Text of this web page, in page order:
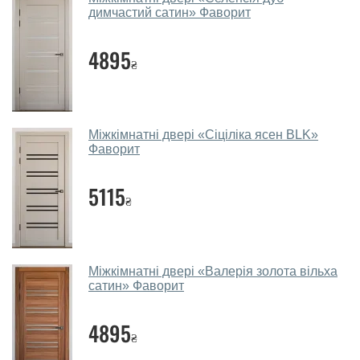
дверей.
міжкімнатні двері фаворит?
Так. Ми консультуємо покупців
месенджери, онлайн-чат або безпосередньо в нашому
салоні-магазині.
Які основні особливості та переваги
Каркас полотна міжкімнатних дверей виготовляється з
євробрусу (власного сушіння), що покривається МДФ
накладками товщиною 20 мм. Завдяки такій товщині
МДФ, вся конструкція виходить дуже міцною та
надійною.
Які міжкімнатні двері фаворит
димчастий сатин» Фаворит
4895₴
Міжкімнатні двері «Сіціліка ясен BLK»
Фаворит
5115₴
Міжкімнатні двері «Валерія золота вільха
сатин» Фаворит
4895₴